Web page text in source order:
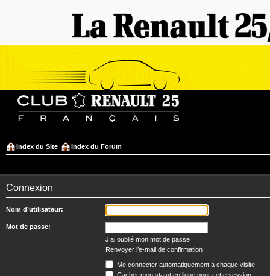
Index du Site Index du Forum
Connexion
Nom d’utilisateur:
Mot de passe:
J’ai oublié mon mot de passe
Renvoyer l’e-mail de confirmation
Me connecter automatiquement à chaque visite